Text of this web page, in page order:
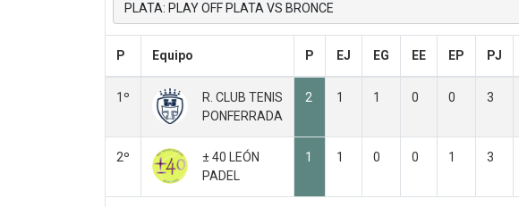
PLATA: PLAY OFF PLATA VS BRONCE
P Equipo P EJ EG EE EP PJ
1º
R. CLUB TENIS
PONFERRADA
2 1 1 0 0 3
2º
± 40 LEÓN
PADEL
1 1 0 0 1 3